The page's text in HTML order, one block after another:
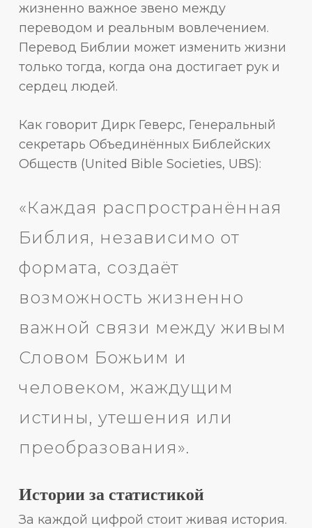
жизненно важное звено между
переводом и реальным вовлечением.
Перевод Библии может изменить жизни
только тогда, когда она достигает рук и
сердец людей.
Как говорит Дирк Геверс, Генеральный
секретарь Объединённых Библейских
Обществ (United Bible Societies, UBS):
«Каждая распространённая
Библия, независимо от
формата, создаёт
возможность жизненно
важной связи между живым
Словом Божьим и
человеком, жаждущим
истины, утешения или
преобразования».
Истории за статистикой
За каждой цифрой стоит живая история.